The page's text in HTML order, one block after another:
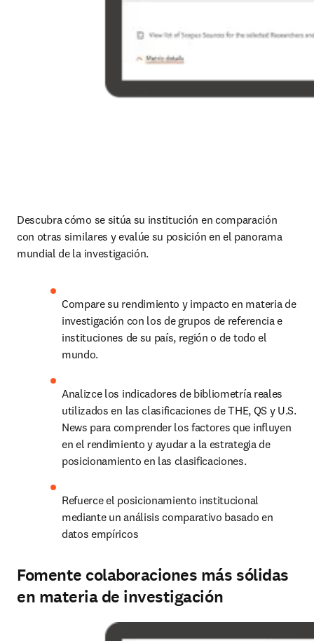
Descubra cómo se sitúa su institución en comparación
con otras similares y evalúe su posición en el panorama
mundial de la investigación.
Compare su rendimiento y impacto en materia de
investigación con los de grupos de referencia e
instituciones de su país, región o de todo el
mundo.
Analizce los indicadores de bibliometría reales
utilizados en las clasificaciones de THE, QS y U.S.
News para comprender los factores que influyen
en el rendimiento y ayudar a la estrategia de
posicionamiento en las clasificaciones.
Refuerce el posicionamiento institucional
mediante un análisis comparativo basado en
datos empíricos
Fomente colaboraciones más sólidas
en materia de investigación